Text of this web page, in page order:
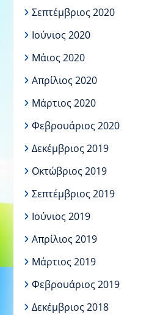
Σεπτέμβριος 2020
Ιούνιος 2020
Μάιος 2020
Απρίλιος 2020
Μάρτιος 2020
Φεβρουάριος 2020
Δεκέμβριος 2019
Οκτώβριος 2019
Σεπτέμβριος 2019
Ιούνιος 2019
Απρίλιος 2019
Μάρτιος 2019
Φεβρουάριος 2019
Δεκέμβριος 2018